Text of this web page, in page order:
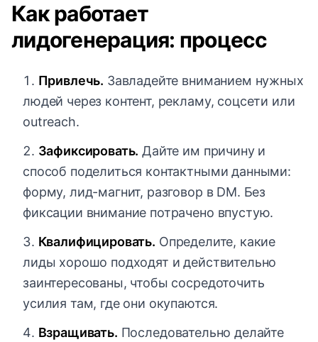
Как работает
лидогенерация: процесс
Привлечь. Завладейте вниманием нужных
людей через контент, рекламу, соцсети или
outreach.
Зафиксировать. Дайте им причину и
способ поделиться контактными данными:
форму, лид-магнит, разговор в DM. Без
фиксации внимание потрачено впустую.
Квалифицировать. Определите, какие
лиды хорошо подходят и действительно
заинтересованы, чтобы сосредоточить
усилия там, где они окупаются.
Взращивать. Последовательно делайте